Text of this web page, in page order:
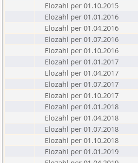
Elozahl per 01.10.2015
Elozahl per 01.01.2016
Elozahl per 01.04.2016
Elozahl per 01.07.2016
Elozahl per 01.10.2016
Elozahl per 01.01.2017
Elozahl per 01.04.2017
Elozahl per 01.07.2017
Elozahl per 01.10.2017
Elozahl per 01.01.2018
Elozahl per 01.04.2018
Elozahl per 01.07.2018
Elozahl per 01.10.2018
Elozahl per 01.01.2019